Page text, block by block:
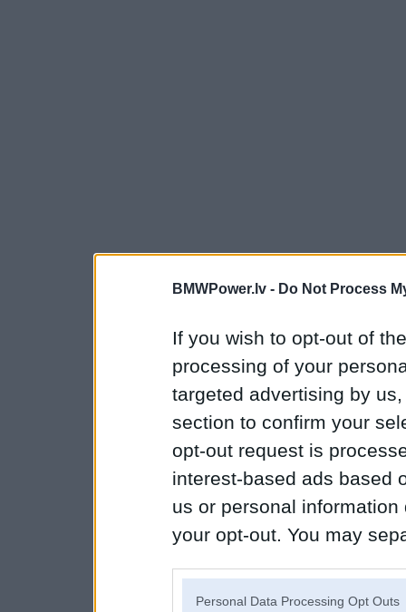
BMWPower.lv - Do Not Process
If you wish to opt-out of
processing of your
targeted advertising by
section to confirm your
opt-out request is
interest-based ads based
us or personal
your opt-out. You may
Personal Data Processing Opt Outs